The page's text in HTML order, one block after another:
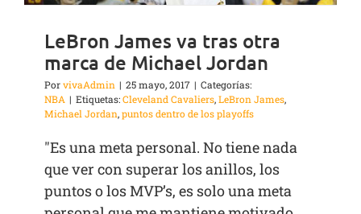
LeBron James va tras otra
marca de Michael Jordan
PorvivaAdmin | 25 mayo, 2017 | Categorías:
NBA | Etiquetas:Cleveland Cavaliers,LeBron James,
Michael Jordan,puntos dentro de los playoffs
"Es una meta personal. No tiene nada
que ver con superar los anillos, los
puntos o los MVP’s, es solo una meta